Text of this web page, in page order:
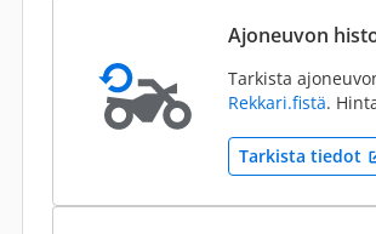
Ajoneuvon
Tarkista
Rekkari.fistä.
Tarkista tiedot